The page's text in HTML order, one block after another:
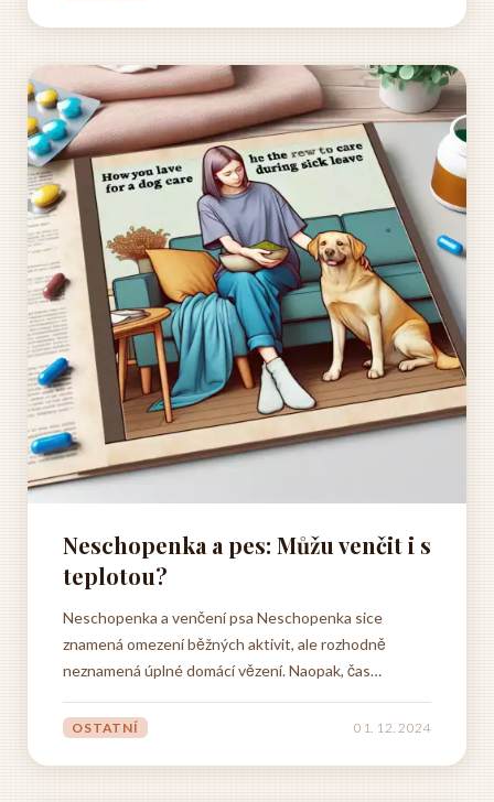
Neschopenka a pes: Můžu venčit i s
teplotou?
Neschopenka a venčení psa Neschopenka sice
znamená omezení běžných aktivit, ale rozhodně
neznamená úplné domácí vězení. Naopak, čas
obohacující pro vás oba. Pravidla pro venčení psa
OSTATNÍ 01. 12. 2024